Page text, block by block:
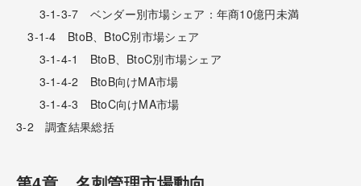
3-1-3-7 ベンダー別市場シェア：年商10億円未満
3-1-4 BtoB、BtoC別市場シェア
3-1-4-1 BtoB、BtoC別市場シェア
3-1-4-2 BtoB向けMA市場
3-1-4-3 BtoC向けMA市場
3-2 調査結果総括